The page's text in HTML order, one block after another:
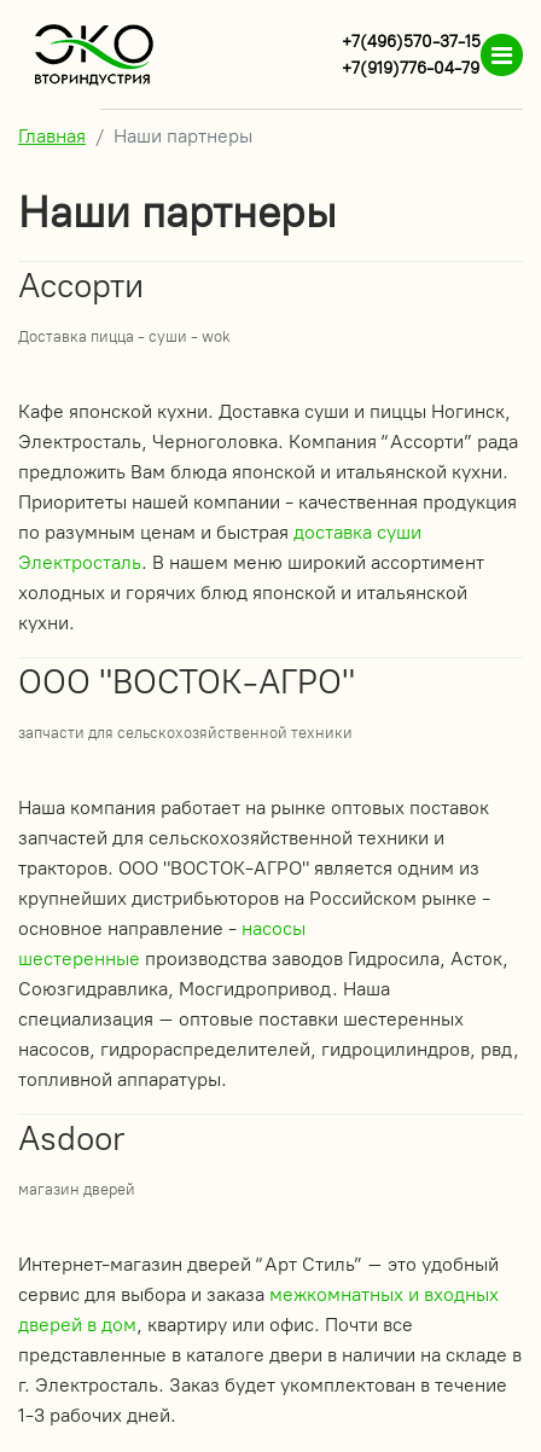
+7(496)570-37-15
+7(919)776-04-79
Главная Наши партнеры
Наши партнеры
Ассорти
Доставка пицца - суши - wok
Кафе японской кухни. Доставка суши и пиццы Ногинск,
Электросталь, Черноголовка. Компания “Ассорти” рада
предложить Вам блюда японской и итальянской кухни.
Приоритеты нашей компании - качественная продукция
по разумным ценам и быстрая доставка суши
Электросталь. В нашем меню широкий ассортимент
холодных и горячих блюд японской и итальянской
кухни.
ООО "ВОСТОК-АГРО"
запчасти для сельскохозяйственной техники
Наша компания работает на рынке оптовых поставок
запчастей для сельскохозяйственной техники и
тракторов. ООО "ВОСТОК-АГРО" является одним из
крупнейших дистрибьюторов на Российском рынке -
основное направление - насосы
шестеренные производства заводов Гидросила, Асток,
Союзгидравлика, Мосгидропривод. Наша
специализация – оптовые поставки шестеренных
насосов, гидрораспределителей, гидроцилиндров, рвд,
топливной аппаратуры.
Asdoor
магазин дверей
Интернет-магазин дверей “Арт Стиль” – это удобный
сервис для выбора и заказа межкомнатных и входных
дверей в дом, квартиру или офис. Почти все
представленные в каталоге двери в наличии на складе в
г. Электросталь. Заказ будет укомплектован в течение
1-3 рабочих дней.